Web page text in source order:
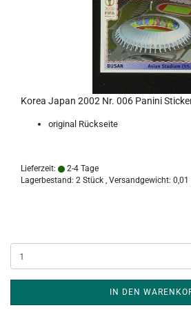
Korea Japan 2002 Nr. 006 Panini
original Rückseite
Lieferzeit:
2-4 Tage
Lagerbestand: 2 Stück , Versandgewicht: 0,01
IN DEN